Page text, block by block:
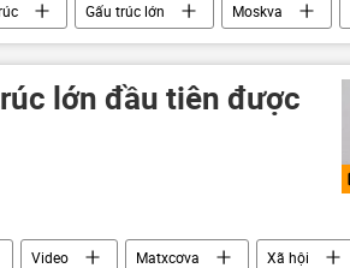
Gấu trúc lớn Moskva
lớn đầu tiên được
Video Matxcơva Xã hội